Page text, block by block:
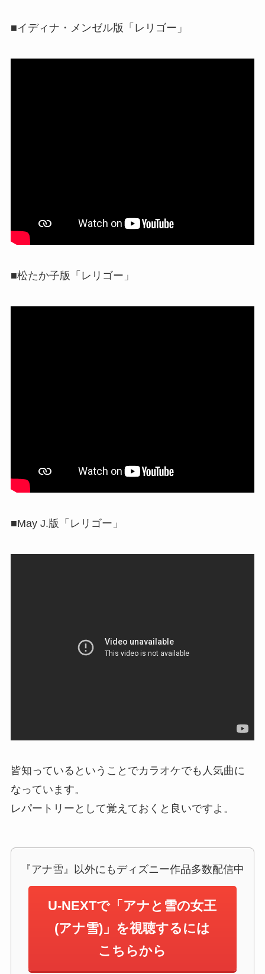
■イディナ・メンゼル版「レリゴー」
■松たか子版「レリゴー」
■May J.版「レリゴー」
皆知っているということでカラオケでも人気曲に
なっています。
レパートリーとして覚えておくと良いですよ。
『アナ雪』以外にもディズニー作品多数配信中
U-NEXTで「アナと雪の女王
(アナ雪)」を視聴するには
こちらから